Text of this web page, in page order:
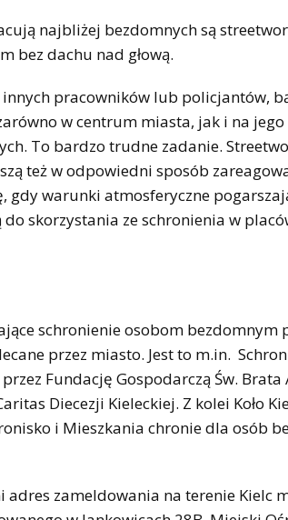
najbliżej bezdomnych są
bez dachu nad głową.
pracowników lub policjantów,
w centrum miasta, jak i na
To bardzo trudne zadanie.
też w odpowiedni sposób
gdy warunki atmosferyczne
skorzystania ze schronienia w
schronienie osobom bezdomnym
przez miasto. Jest to m.in.
Fundację Gospodarczą Św.
Diecezji Kieleckiej. Z kolei Koło
i Mieszkania chronie dla osób
zameldowania na terenie Kielc